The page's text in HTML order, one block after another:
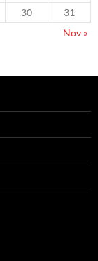
30
31
Nov »